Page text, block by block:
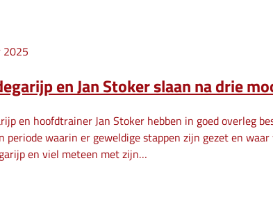
2025
en Jan Stoker slaan na drie
en hoofdtrainer Jan Stoker hebben in goed overleg
periode waarin er geweldige stappen zijn gezet en
en viel meteen met zijn…